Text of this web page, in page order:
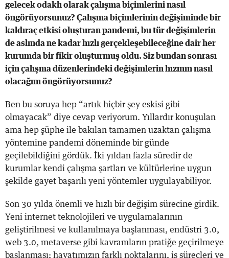
gelecek odaklı olarak çalışma biçimlerini nasıl
öngörüyorsunuz? Çalışma biçimlerinin değişiminde bir
kaldıraç etkisi oluşturan pandemi, bu tür değişimlerin
de aslında ne kadar hızlı gerçekleşebileceğine dair her
kurumda bir fikir oluşturmuş oldu. Siz bundan sonrası
için çalışma düzenlerindeki değişimlerin hızının nasıl
olacağını öngörüyorsunuz?
Ben bu soruya hep “artık hiçbir şey eskisi gibi
olmayacak” diye cevap veriyorum. Yıllardır konuşulan
ama hep şüphe ile bakılan tamamen uzaktan çalışma
yöntemine pandemi döneminde bir günde
geçilebildiğini gördük. İki yıldan fazla süredir de
kurumlar kendi çalışma şartları ve kültürlerine uygun
şekilde gayet başarılı yeni yöntemler uygulayabiliyor.
Son 30 yılda önemli ve hızlı bir değişim sürecine girdik.
Yeni internet teknolojileri ve uygulamalarının
geliştirilmesi ve kullanılmaya başlanması, endüstri 3.0,
web 3.0, metaverse gibi kavramların pratiğe geçirilmeye
başlanması; hayatımızın farklı noktalarını, iş süreçleri ve